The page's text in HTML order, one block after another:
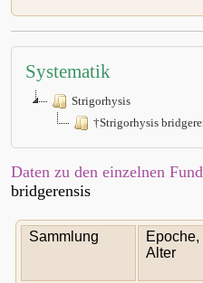
Systematik
Strigorhysis
†Strigorhysis
Daten zu den einzelnen
bridgerensis
Sammlung
Epoche,
Alter